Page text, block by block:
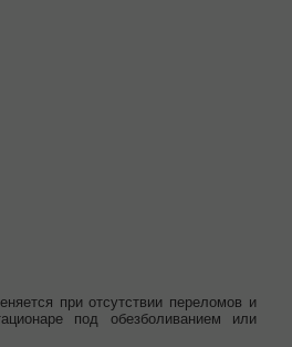
при отсутствии переломов и
под обезболиванием или